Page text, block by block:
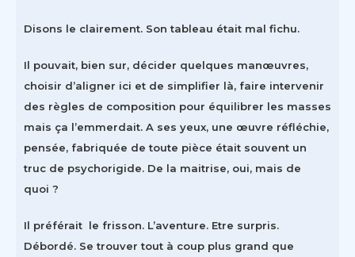
Disons le clairement. Son tableau était mal fichu.
Il pouvait, bien sur, décider quelques manœuvres,
choisir d’aligner ici et de simplifier là, faire intervenir
des règles de composition pour équilibrer les masses
mais ça l’emmerdait. A ses yeux, une œuvre réfléchie,
pensée, fabriquée de toute pièce était souvent un
truc de psychorigide. De la maitrise, oui, mais de
quoi ?
Il préférait le frisson. L’aventure. Etre surpris.
Débordé. Se trouver tout à coup plus grand que